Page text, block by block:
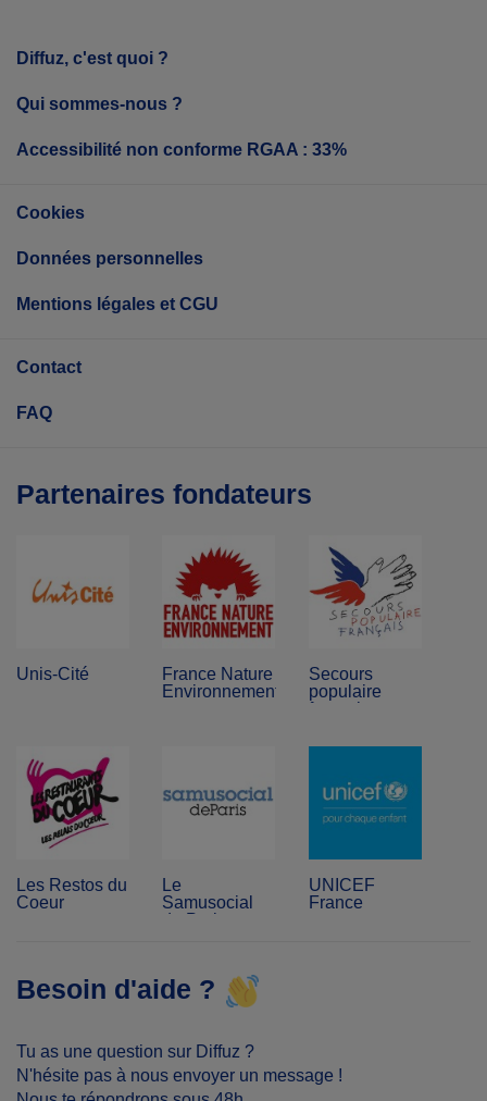
Diffuz, c'est quoi ?
Qui sommes-nous ?
Accessibilité non conforme RGAA : 33%
Cookies
Données personnelles
Mentions légales et CGU
Contact
FAQ
Partenaires fondateurs
Unis-Cité
France Nature
Environnement
Secours
populaire
français
Les Restos du
Coeur
Le
Samusocial
de Paris
UNICEF
France
Besoin d'aide ?
Tu as une question sur Diffuz ?
N'hésite pas à nous envoyer un message !